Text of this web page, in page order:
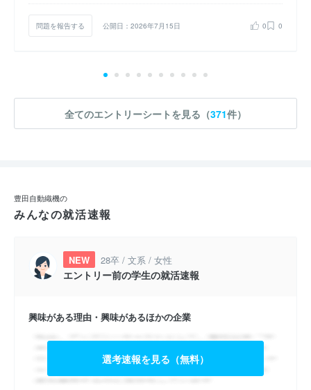
問題を報告する 公開日：2026年7月15日 0 0
全てのエントリーシートを見る（371件）
豊田自動織機の
みんなの就活速報
NEW 28卒 / 文系 / 女性
エントリー前の学生の就活速報
興味がある理由・興味があるほかの企業
選考速報を見る（無料）